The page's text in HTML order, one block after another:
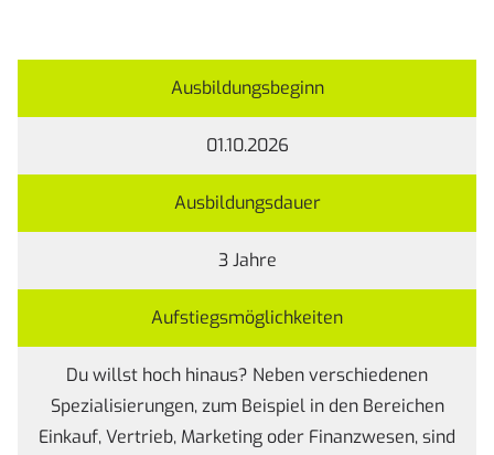
Ausbildungsbeginn
01.10.2026
Ausbildungsdauer
3 Jahre
Aufstiegsmöglichkeiten
Du willst hoch hinaus? Neben verschiedenen
Spezialisierungen, zum Beispiel in den Bereichen
Einkauf, Vertrieb, Marketing oder Finanzwesen, sind